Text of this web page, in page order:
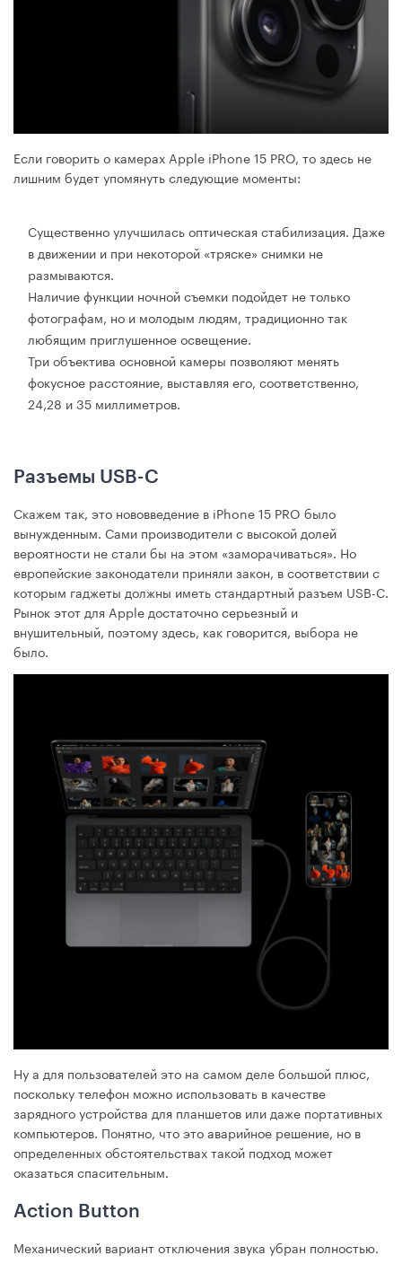
Если говорить о камерах Apple iPhone 15 PRO, то здесь не
лишним будет упомянуть следующие моменты:
Существенно улучшилась оптическая стабилизация. Даже
в движении и при некоторой «тряске» снимки не
размываются.
Наличие функции ночной съемки подойдет не только
фотографам, но и молодым людям, традиционно так
любящим приглушенное освещение.
Три объектива основной камеры позволяют менять
фокусное расстояние, выставляя его, соответственно,
24,28 и 35 миллиметров.
Разъемы USB-C
Скажем так, это нововведение в iPhone 15 PRO было
вынужденным. Сами производители с высокой долей
вероятности не стали бы на этом «заморачиваться». Но
европейские законодатели приняли закон, в соответствии с
которым гаджеты должны иметь стандартный разъем USB-C.
Рынок этот для Apple достаточно серьезный и
внушительный, поэтому здесь, как говорится, выбора не
было.
Ну а для пользователей это на самом деле большой плюс,
поскольку телефон можно использовать в качестве
зарядного устройства для планшетов или даже портативных
компьютеров. Понятно, что это аварийное решение, но в
определенных обстоятельствах такой подход может
оказаться спасительным.
Action Button
Механический вариант отключения звука убран полностью.